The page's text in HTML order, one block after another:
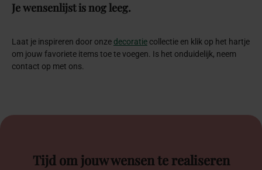
Je wensenlijst is nog leeg.
Laat je inspireren door onze decoratie collectie en klik op het hartje
om jouw favoriete items toe te voegen. Is het onduidelijk, neem
contact op met ons.
Tijd om jouw wensen te realiseren